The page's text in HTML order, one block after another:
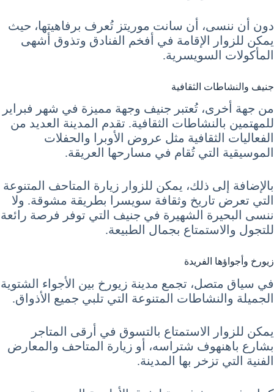
دون أن ننسى، أن سانت موريتز تُعرف برفاهيتها، حيث
يمكن للزوار الإقامة في أفخم الفنادق وتذوق أشهى
المأكولات السويسرية.
جنيف والنشاطات الثقافية
من جهة أخرى، تُعتبر جنيف وجهة مميزة في شهر فبراير
للمهتمين بالنشاطات الثقافية. تقدم المدينة العديد من
الفعاليات الثقافية مثل عروض الأوبرا والحفلات
الموسيقية التي تُقام في مسارحها العريقة.
بالإضافة إلى ذلك، يمكن للزوار زيارة المتاحف المتنوعة
التي تعرض تاريخ وثقافة سويسرا بطريقة مشوقة. ولا
ننسى البحيرة الشهيرة في جنيف التي توفر فرصة رائعة
للتجول والاستمتاع بجمال الطبيعة.
زيورخ وأجواؤها الفريدة
في سياق متصل، تجمع مدينة زيورخ بين الأجواء الشتوية
الجميلة والنشاطات المتنوعة التي تلبي جميع الأذواق.
يمكن للزوار الاستمتاع بالتسوق في أرقى المتاجر
بشارع باهنهوف شتراسه، أو زيارة المتاحف والمعارض
الفنية التي تزخر بها المدينة.